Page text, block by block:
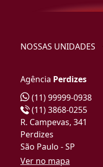
NOSSAS UNIDADES
Agência Perdizes
(11) 99999-0938
(11) 3868-0255
R. Campevas, 341
Perdizes
São Paulo - SP
Ver no mapa